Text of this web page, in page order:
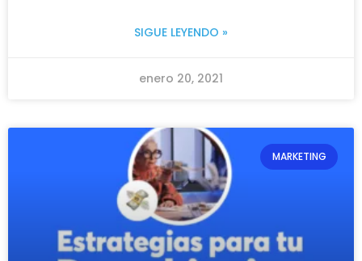
SIGUE LEYENDO »
enero 20, 2021
MARKETING